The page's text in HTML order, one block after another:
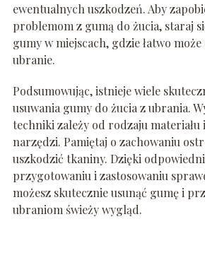
ewentualnych uszkodzeń. Aby
problemom z gumą do żucia, staraj
gumy w miejscach, gdzie łatwo
ubranie.
Podsumowując, istnieje wiele
usuwania gumy do żucia z ubrania.
techniki zależy od rodzaju materiału
narzędzi. Pamiętaj o zachowaniu
uszkodzić tkaniny. Dzięki
przygotowaniu i zastosowaniu
możesz skutecznie usunąć gumę i
ubraniom świeży wygląd.